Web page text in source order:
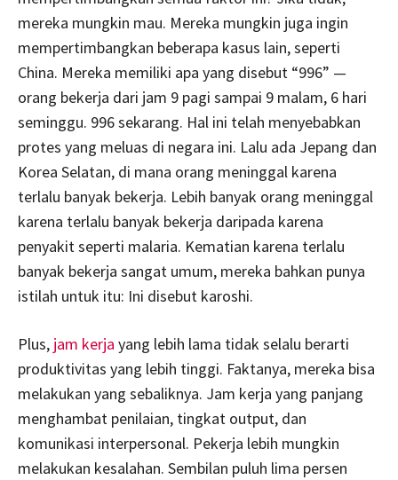
mereka mungkin mau. Mereka mungkin juga ingin
mempertimbangkan beberapa kasus lain, seperti
China. Mereka memiliki apa yang disebut “996” —
orang bekerja dari jam 9 pagi sampai 9 malam, 6 hari
seminggu. 996 sekarang. Hal ini telah menyebabkan
protes yang meluas di negara ini. Lalu ada Jepang dan
Korea Selatan, di mana orang meninggal karena
terlalu banyak bekerja. Lebih banyak orang meninggal
karena terlalu banyak bekerja daripada karena
penyakit seperti malaria. Kematian karena terlalu
banyak bekerja sangat umum, mereka bahkan punya
istilah untuk itu: Ini disebut karoshi.
Plus, jam kerja yang lebih lama tidak selalu berarti
produktivitas yang lebih tinggi. Faktanya, mereka bisa
melakukan yang sebaliknya. Jam kerja yang panjang
menghambat penilaian, tingkat output, dan
komunikasi interpersonal. Pekerja lebih mungkin
melakukan kesalahan. Sembilan puluh lima persen